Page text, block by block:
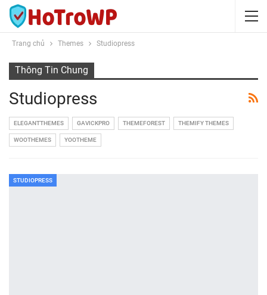
Trang chủ Themes Studiopress
Thông Tin Chung
Studiopress
ELEGANTTHEMES GAVICKPRO THEMEFOREST THEMIFY THEMES
WOOTHEMES YOOTHEME
STUDIOPRESS